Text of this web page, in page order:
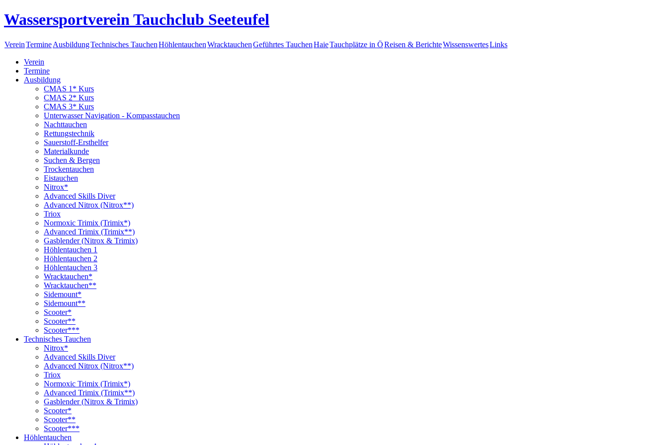
Wassersportverein Tauchclub Seeteufel
VereinTermineAusbildungTechnisches TauchenHöhlentauchenWracktauchenGeführtes TauchenHaieTauchplätze in ÖReisen & BerichteWissenswertesLinks
Verein
Termine
Ausbildung
CMAS 1* Kurs
CMAS 2* Kurs
CMAS 3* Kurs
Unterwasser Navigation - Kompasstauchen
Nachttauchen
Rettungstechnik
Sauerstoff-Ersthelfer
Materialkunde
Suchen & Bergen
Trockentauchen
Eistauchen
Nitrox*
Advanced Skills Diver
Advanced Nitrox (Nitrox**)
Triox
Normoxic Trimix (Trimix*)
Advanced Trimix (Trimix**)
Gasblender (Nitrox & Trimix)
Höhlentauchen 1
Höhlentauchen 2
Höhlentauchen 3
Wracktauchen*
Wracktauchen**
Sidemount*
Sidemount**
Scooter*
Scooter**
Scooter***
Technisches Tauchen
Nitrox*
Advanced Skills Diver
Advanced Nitrox (Nitrox**)
Triox
Normoxic Trimix (Trimix*)
Advanced Trimix (Trimix**)
Gasblender (Nitrox & Trimix)
Scooter*
Scooter**
Scooter***
Höhlentauchen